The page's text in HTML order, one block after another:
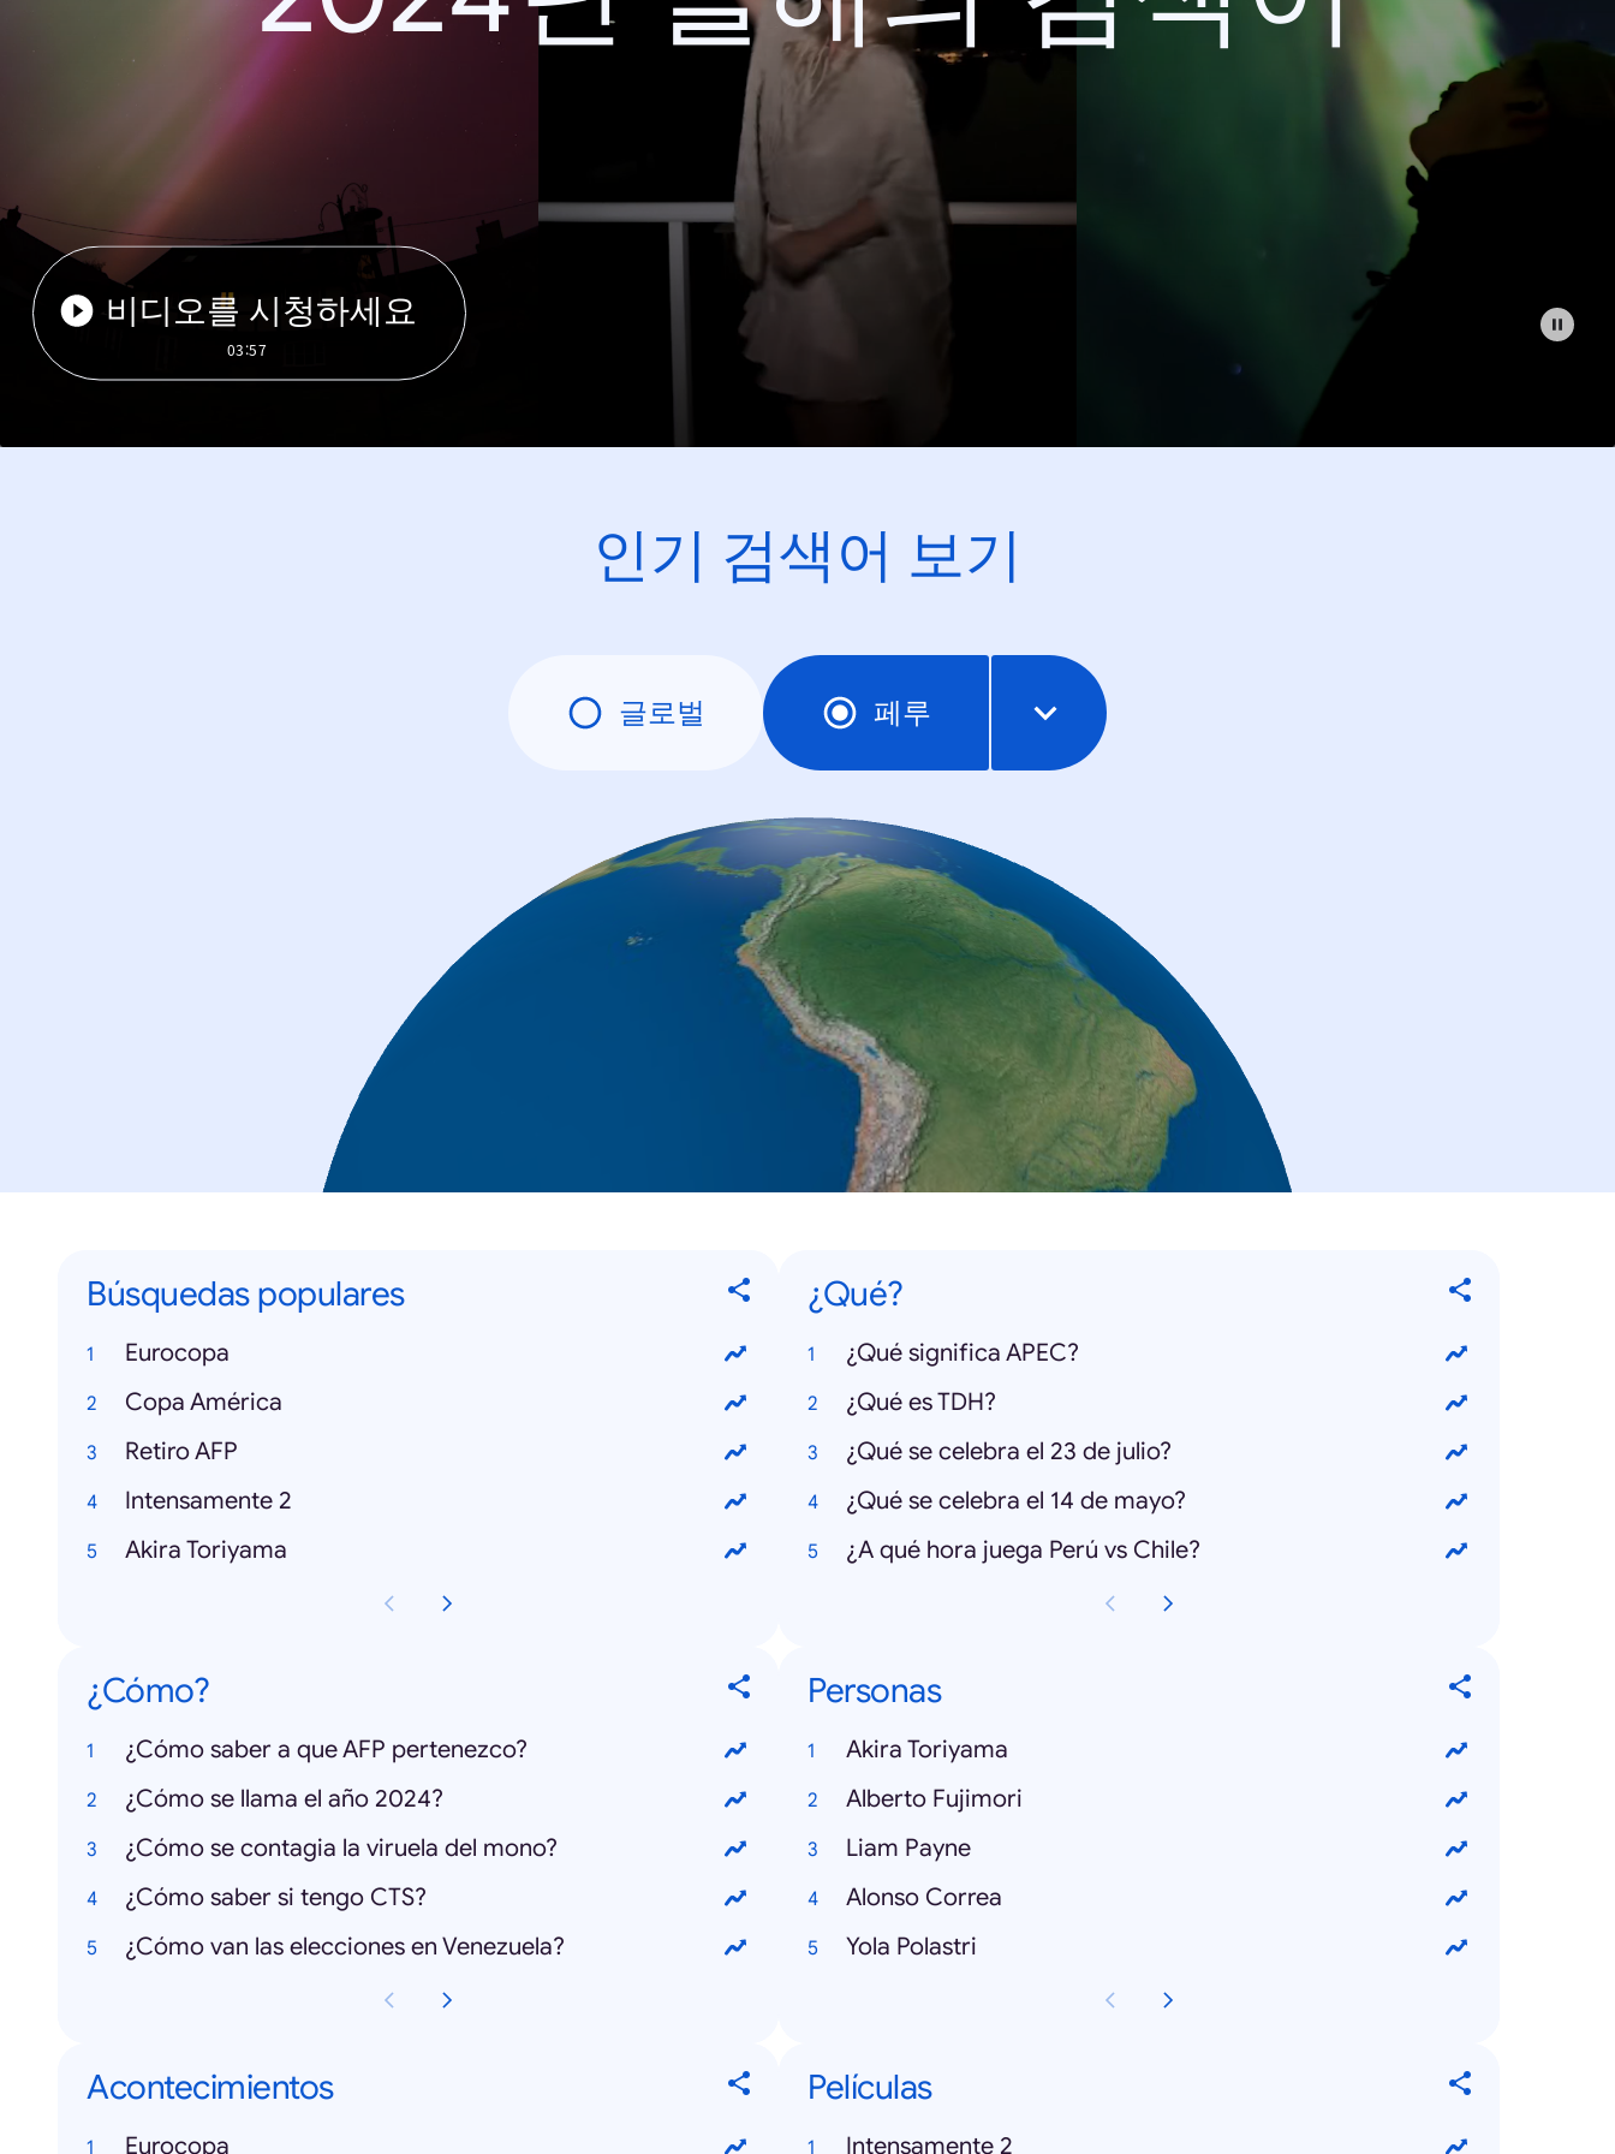
비디오를 시청하세요
03:57
인기 검색어 보기
글로벌 페루
Búsquedas populares
Eurocopa
Copa América
Retiro AFP
Intensamente 2
Akira Toriyama
¿Qué?
¿Qué significa APEC?
¿Qué es TDH?
¿Qué se celebra el 23 de julio?
¿Qué se celebra el 14 de mayo?
¿A qué hora juega Perú vs Chile?
¿Cómo?
¿Cómo saber a que AFP pertenezco?
¿Cómo se llama el año 2024?
¿Cómo se contagia la viruela del mono?
¿Cómo saber si tengo CTS?
¿Cómo van las elecciones en Venezuela?
Personas
Akira Toriyama
Alberto Fujimori
Liam Payne
Alonso Correa
Yola Polastri
Acontecimientos
Eurocopa
Películas
Intensamente 2